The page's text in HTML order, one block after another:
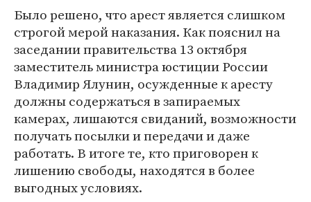
Было решено, что арест является слишком
строгой мерой наказания. Как пояснил на
заседании правительства 13 октября
заместитель министра юстиции России
Владимир Ялунин, осужденные к аресту
должны содержаться в запираемых
камерах, лишаются свиданий, возможности
получать посылки и передачи и даже
работать. В итоге те, кто приговорен к
лишению свободы, находятся в более
выгодных условиях.